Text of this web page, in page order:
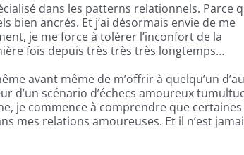
dans les patterns relationnels. Parce
bien ancrés. Et j’ai désormais envie de me
je me force à tolérer l’inconfort de la
fois depuis très très très longtemps…
avant même de m’offrir à quelqu’un
d’un scénario d’échecs amoureux
je commence à comprendre que certaines
mes relations amoureuses. Et il n’est